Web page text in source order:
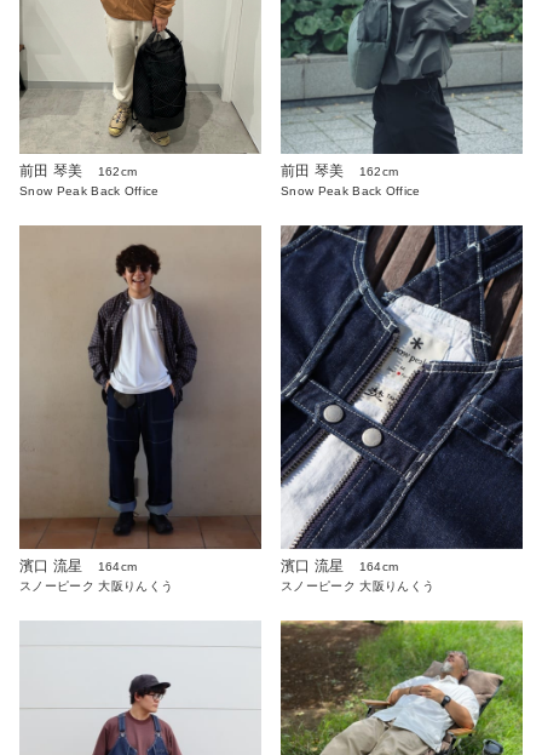
前田 琴美
162cm
Snow Peak Back Office
前田 琴美
162cm
Snow Peak Back Office
濱口 流星
164cm
スノーピーク 大阪りんくう
濱口 流星
164cm
スノーピーク 大阪りんくう